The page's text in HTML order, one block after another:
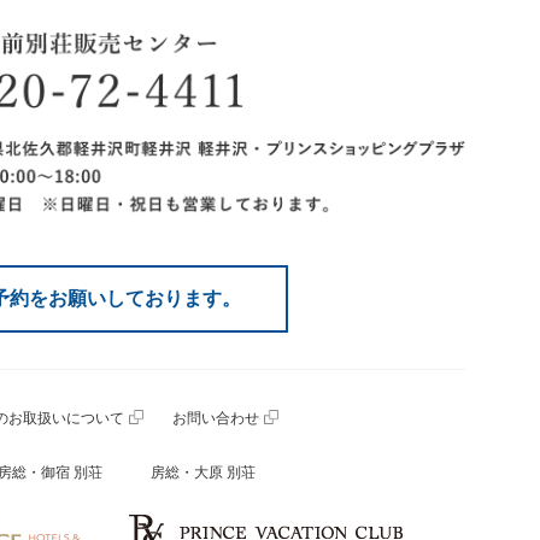
をお願いしております。
お取扱いについて お問い合わせ
房総・御宿 別荘 房総・大原 別荘